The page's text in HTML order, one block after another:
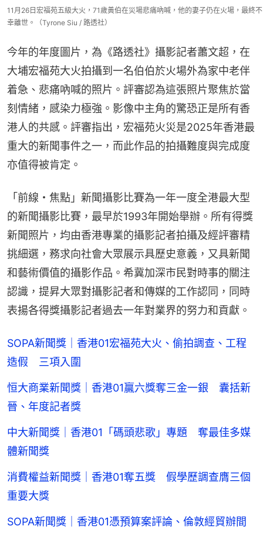
11月26日宏福苑五級大火，71歲黃伯在災場悲痛吶喊，他的妻子仍在火場，最終不
幸離世。（Tyrone Siu / 路透社）
今年的年度圖片，為《路透社》攝影記者蕭文超，在
大埔宏福苑大火拍攝到一名伯伯於火場外為家中老伴
着急、悲痛吶喊的照片。評審認為這張照片聚焦於當
刻情緒，感染力極強。影像中主角的驚恐正是所有香
港人的共感。評審指出，宏福苑火災是2025年香港最
重大的新聞事件之一，而此作品的拍攝難度與完成度
亦值得被肯定。
「前線・焦點」新聞攝影比賽為一年一度全港最大型
的新聞攝影比賽，最早於1993年開始舉辦。所有得獎
新聞照片，均由香港專業的攝影記者拍攝及經評審精
挑細選，務求向社會大眾展示具歷史意義，又具新聞
和藝術價值的攝影作品。希冀加深市民對時事的關注
認識，提昇大眾對攝影記者和傳媒的工作認同，同時
表揚各得獎攝影記者過去一年對業界的努力和貢獻。
SOPA新聞獎｜香港01宏福苑大火、偷拍調查、工程
造假 三項入圍
恒大商業新聞獎｜香港01贏六獎奪三金一銀 囊括新
晉、年度記者獎
中大新聞獎｜香港01「碼頭悲歌」專題 奪最佳多媒
體新聞獎
消費權益新聞獎｜香港01奪五獎 假學歷調查膺三個
重要大獎
SOPA新聞獎｜香港01憑預算案評論、倫敦經貿辦間